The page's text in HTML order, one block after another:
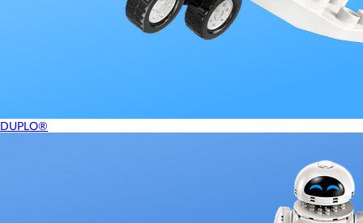
DUPLO®